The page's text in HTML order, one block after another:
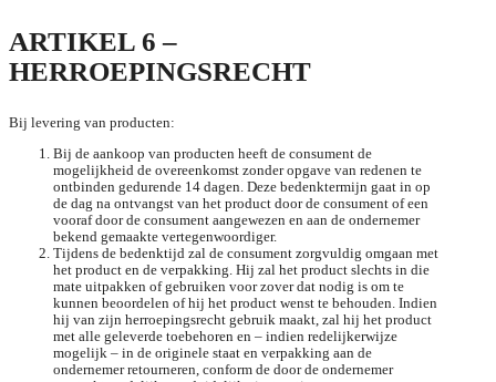
ARTIKEL 6 –
HERROEPINGSRECHT
Bij levering van producten:
Bij de aankoop van producten heeft de consument de
mogelijkheid de overeenkomst zonder opgave van redenen te
ontbinden gedurende 14 dagen. Deze bedenktermijn gaat in op
de dag na ontvangst van het product door de consument of een
vooraf door de consument aangewezen en aan de ondernemer
bekend gemaakte vertegenwoordiger.
Tijdens de bedenktijd zal de consument zorgvuldig omgaan met
het product en de verpakking. Hij zal het product slechts in die
mate uitpakken of gebruiken voor zover dat nodig is om te
kunnen beoordelen of hij het product wenst te behouden. Indien
hij van zijn herroepingsrecht gebruik maakt, zal hij het product
met alle geleverde toebehoren en – indien redelijkerwijze
mogelijk – in de originele staat en verpakking aan de
ondernemer retourneren, conform de door de ondernemer